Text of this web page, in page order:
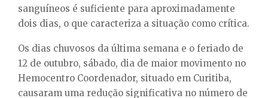
U
sanguíneos é suficiente para aproximadamente
dois dias, o que caracteriza a situação como crítica.
Os dias chuvosos da última semana e o feriado de
12 de outubro, sábado, dia de maior movimento no
Hemocentro Coordenador, situado em Curitiba,
causaram uma redução significativa no número de